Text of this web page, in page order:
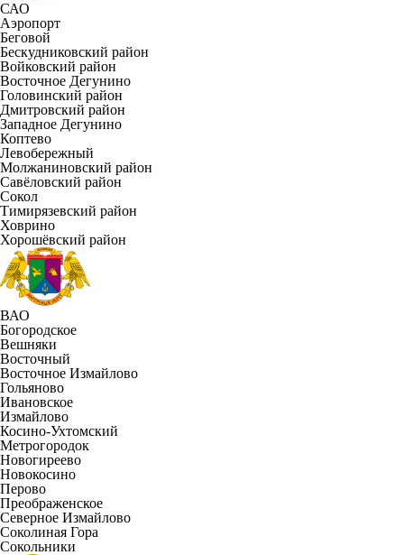
САО
Аэропорт
Беговой
Бескудниковский район
Войковский район
Восточное Дегунино
Головинский район
Дмитровский район
Западное Дегунино
Коптево
Левобережный
Молжаниновский район
Савёловский район
Сокол
Тимирязевский район
Ховрино
Хорошёвский район
ВАО
Богородское
Вешняки
Восточный
Восточное Измайлово
Гольяново
Ивановское
Измайлово
Косино-Ухтомский
Метрогородок
Новогиреево
Новокосино
Перово
Преображенское
Северное Измайлово
Соколиная Гора
Сокольники